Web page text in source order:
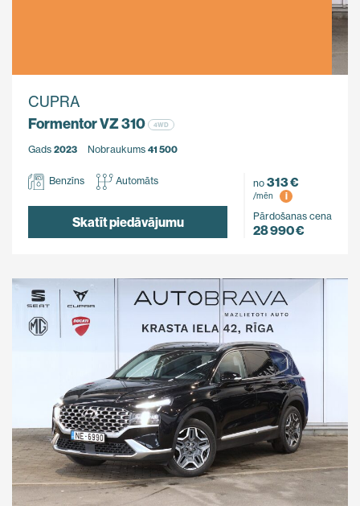
CUPRA
Formentor VZ 310
4WD
Gads 2023 Nobraukums 41 500
Benzīns Automāts
Skatīt piedāvājumu
no 313 €
/mēn
i
Pārdošanas cena
28 990 €